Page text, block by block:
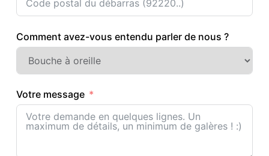
Comment avez-vous entendu parler de nous ?
Votre message